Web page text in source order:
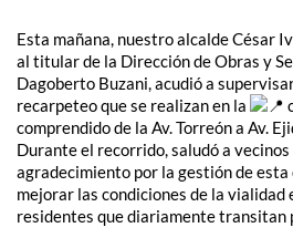
Esta mañana, nuestro alcalde César
al titular de la Dirección de Obras y
Dagoberto Buzani, acudió a
recarpeteo que se realizan en la
comprendido de la Av. Torreón a Av.
Durante el recorrido, saludó a
agradecimiento por la gestión de
mejorar las condiciones de la vialidad
residentes que diariamente transitan